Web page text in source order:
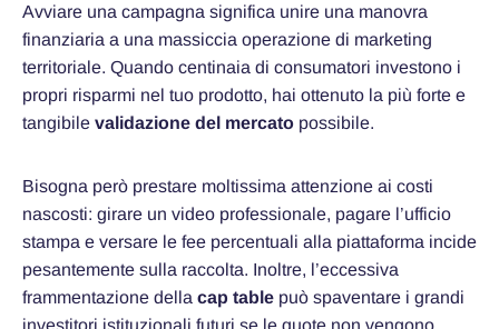
Avviare una campagna significa unire una manovra
finanziaria a una massiccia operazione di marketing
territoriale. Quando centinaia di consumatori investono i
propri risparmi nel tuo prodotto, hai ottenuto la più forte e
tangibile validazione del mercato possibile.
Bisogna però prestare moltissima attenzione ai costi
nascosti: girare un video professionale, pagare l’ufficio
stampa e versare le fee percentuali alla piattaforma incide
pesantemente sulla raccolta. Inoltre, l’eccessiva
frammentazione della cap table può spaventare i grandi
investitori istituzionali futuri se le quote non vengono